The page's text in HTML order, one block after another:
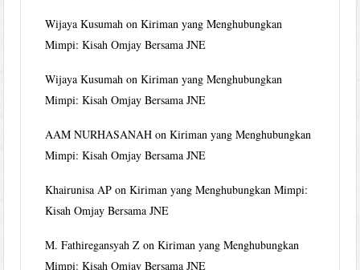
Wijaya Kusumah onKiriman yang Menghubungkan
Mimpi: Kisah Omjay Bersama JNE
Wijaya Kusumah onKiriman yang Menghubungkan
Mimpi: Kisah Omjay Bersama JNE
AAM NURHASANAH onKiriman yang Menghubungkan
Mimpi: Kisah Omjay Bersama JNE
Khairunisa AP onKiriman yang Menghubungkan Mimpi:
Kisah Omjay Bersama JNE
M. Fathiregansyah Z onKiriman yang Menghubungkan
Mimpi: Kisah Omjay Bersama JNE